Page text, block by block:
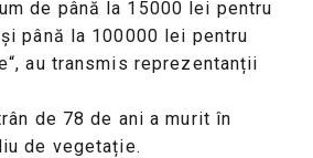
de până la 15000 lei pentru
până la 100000 lei pentru
au transmis reprezentanții
de 78 de ani a murit în
de vegetație.